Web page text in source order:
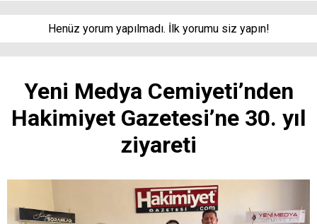
Henüz yorum yapılmadı. İlk yorumu siz yapın!
Yeni Medya Cemiyeti’nden
Hakimiyet Gazetesi’ne 30. yıl
ziyareti